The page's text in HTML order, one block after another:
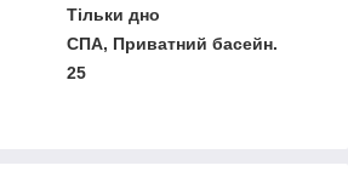
Тільки дно
СПА, Приватний басейн.
25